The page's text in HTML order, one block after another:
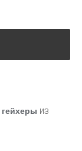
гейхеры из